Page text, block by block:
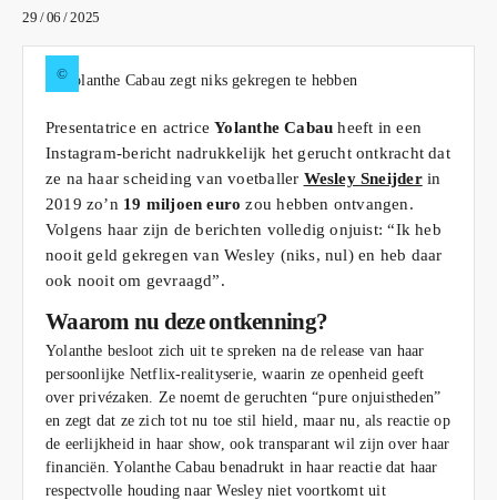
29 / 06 / 2025
©
Presentatrice en actriceYolanthe Cabau heeft in een
Instagram-bericht nadrukkelijk het gerucht ontkracht dat
ze na haar scheiding van voetballer Wesley Sneijderin
2019 zo’n 19 miljoen euro zou hebben ontvangen.
Volgens haar zijn de berichten volledig onjuist: “Ik heb
nooit geld gekregen van Wesley (niks, nul) en heb daar
ook nooit om gevraagd”.
Waarom nu deze ontkenning?
Yolanthe besloot zich uit te spreken na de release van haar
persoonlijke Netflix-realityserie, waarin ze openheid geeft
over privézaken. Ze noemt de geruchten “pure onjuistheden”
en zegt dat ze zich tot nu toe stil hield, maar nu, als reactie op
de eerlijkheid in haar show, ook transparant wil zijn over haar
financiën. Yolanthe Cabau benadrukt in haar reactie dat haar
respectvolle houding naar Wesley niet voortkomt uit